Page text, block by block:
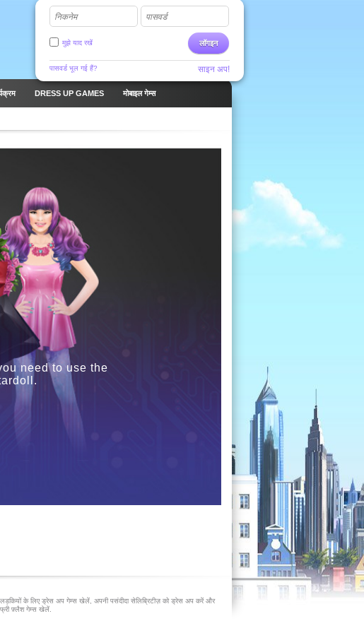
निकनेम पासवर्ड
लॉगइन
मुझे याद रखें
पासवर्ड भूल गई हैं? साइन अप!
DRESS UP GAMES मोबाइल गेम्स
need to use the
लड़कियों के लिए ड्रेस अप गेम्स खेलें, अपनी पसंदीदा सेलिब्रिटीज़ को ड्रेस अप करें और
फ्री फ़्लैश गेम्स खेलें.